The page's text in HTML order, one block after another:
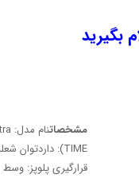
بگیرید
مشخصات
قرارگیری پلوپز: وسط